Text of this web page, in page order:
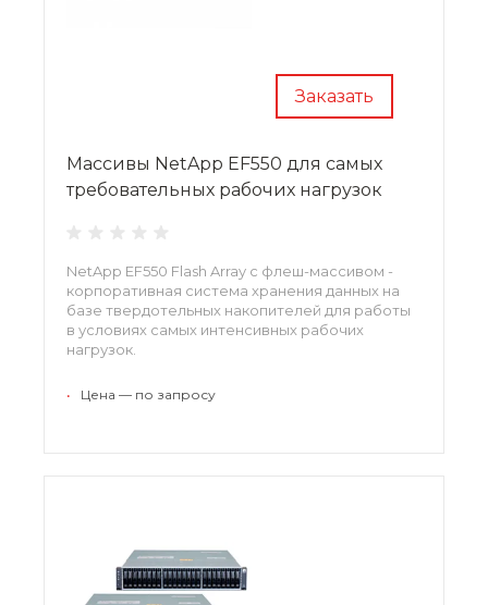
Заказать
Массивы NetApp EF550 для самых
требовательных рабочих нагрузок
NetApp EF550 Flash Array с флеш-массивом -
корпоративная система хранения данных на
базе твердотельных накопителей для работы
в условиях самых интенсивных рабочих
нагрузок.
• Цена — по запросу